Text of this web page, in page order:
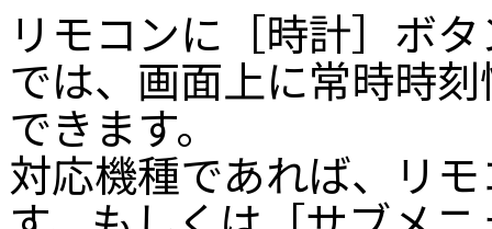
リモコンに［時計］ボ
では、画面上に常時時
できます。
対応機種であれば、リ